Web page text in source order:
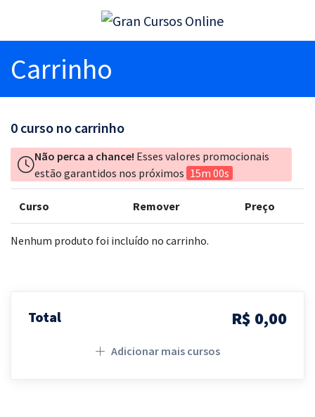
Carrinho
0 curso no carrinho
Não perca a chance! Esses valores promocionais
estão garantidos nos próximos 15m 00s
Curso Remover Preço
Nenhum produto foi incluído no carrinho.
Total R$ 0,00
Adicionar mais cursos